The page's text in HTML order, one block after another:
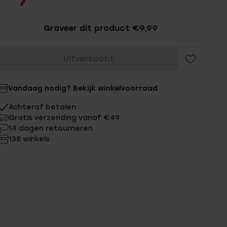
Graveer dit product €9,99
Uitverkocht
Vandaag nodig? Bekijk winkelvoorraad
Achteraf betalen
Gratis verzending vanaf €49
14 dagen retourneren
138 winkels